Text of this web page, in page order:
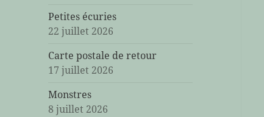
Petites écuries
22 juillet 2026
Carte postale de retour
17 juillet 2026
Monstres
8 juillet 2026